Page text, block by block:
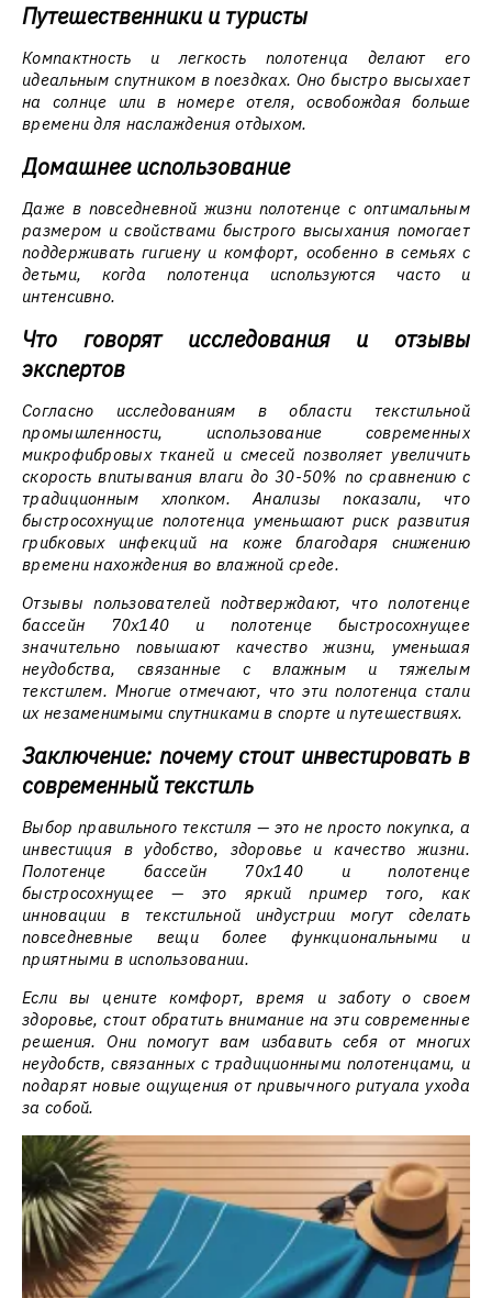
Путешественники и туристы
Компактность и легкость полотенца делают его
идеальным спутником в поездках. Оно быстро высыхает
на солнце или в номере отеля, освобождая больше
времени для наслаждения отдыхом.
Домашнее использование
Даже в повседневной жизни полотенце с оптимальным
размером и свойствами быстрого высыхания помогает
поддерживать гигиену и комфорт, особенно в семьях с
детьми, когда полотенца используются часто и
интенсивно.
Что говорят исследования и отзывы
экспертов
Согласно исследованиям в области текстильной
промышленности, использование современных
микрофибровых тканей и смесей позволяет увеличить
скорость впитывания влаги до 30-50% по сравнению с
традиционным хлопком. Анализы показали, что
быстросохнущие полотенца уменьшают риск развития
грибковых инфекций на коже благодаря снижению
времени нахождения во влажной среде.
Отзывы пользователей подтверждают, что полотенце
бассейн 70x140 и полотенце быстросохнущее
значительно повышают качество жизни, уменьшая
неудобства, связанные с влажным и тяжелым
текстилем. Многие отмечают, что эти полотенца стали
их незаменимыми спутниками в спорте и путешествиях.
Заключение: почему стоит инвестировать в
современный текстиль
Выбор правильного текстиля — это не просто покупка, а
инвестиция в удобство, здоровье и качество жизни.
Полотенце бассейн 70x140 и полотенце
быстросохнущее — это яркий пример того, как
инновации в текстильной индустрии могут сделать
повседневные вещи более функциональными и
приятными в использовании.
Если вы цените комфорт, время и заботу о своем
здоровье, стоит обратить внимание на эти современные
решения. Они помогут вам избавить себя от многих
неудобств, связанных с традиционными полотенцами, и
подарят новые ощущения от привычного ритуала ухода
за собой.